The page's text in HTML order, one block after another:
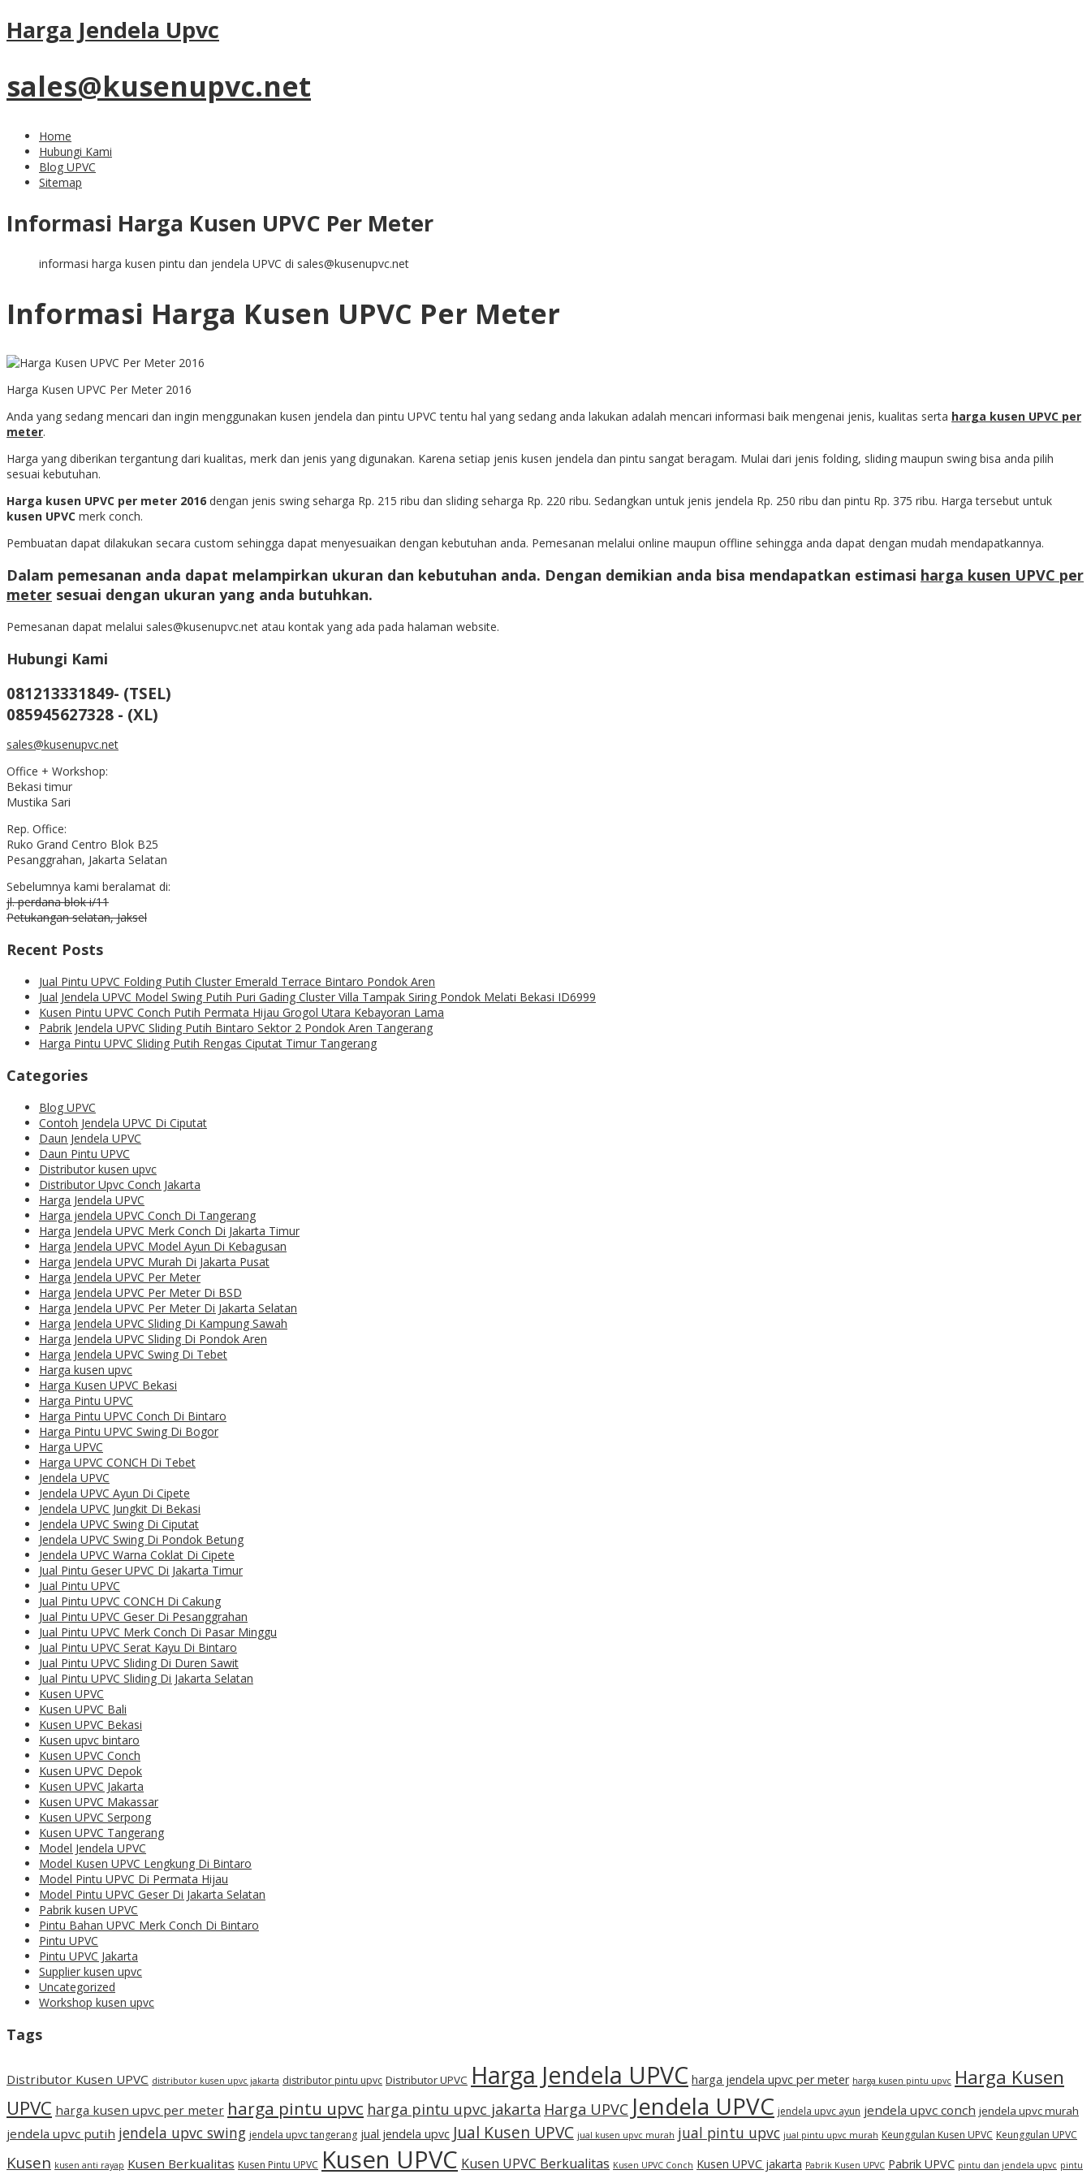
Harga Jendela Upvc
sales@kusenupvc.net
Home
Hubungi Kami
Blog UPVC
Sitemap
Informasi Harga Kusen UPVC Per Meter
informasi harga kusen pintu dan jendela UPVC di sales@kusenupvc.net
Informasi Harga Kusen UPVC Per Meter
Harga Kusen UPVC Per Meter 2016
Anda yang sedang mencari dan ingin menggunakan kusen jendela dan pintu UPVC tentu hal yang sedang anda lakukan adalah mencari informasi baik mengenai jenis, kualitas serta harga kusen UPVC per
meter.
Harga yang diberikan tergantung dari kualitas, merk dan jenis yang digunakan. Karena setiap jenis kusen jendela dan pintu sangat beragam. Mulai dari jenis folding, sliding maupun swing bisa anda pilih
sesuai kebutuhan.
Harga kusen UPVC per meter 2016 dengan jenis swing seharga Rp. 215 ribu dan sliding seharga Rp. 220 ribu. Sedangkan untuk jenis jendela Rp. 250 ribu dan pintu Rp. 375 ribu. Harga tersebut untuk
kusen UPVC merk conch.
Pembuatan dapat dilakukan secara custom sehingga dapat menyesuaikan dengan kebutuhan anda. Pemesanan melalui online maupun offline sehingga anda dapat dengan mudah mendapatkannya.
Dalam pemesanan anda dapat melampirkan ukuran dan kebutuhan anda. Dengan demikian anda bisa mendapatkan estimasi harga kusen UPVC per
meter sesuai dengan ukuran yang anda butuhkan.
Pemesanan dapat melalui sales@kusenupvc.net atau kontak yang ada pada halaman website.
Hubungi Kami
081213331849- (TSEL)
085945627328 - (XL)
sales@kusenupvc.net
Office + Workshop:
Bekasi timur
Mustika Sari
Rep. Office:
Ruko Grand Centro Blok B25
Pesanggrahan, Jakarta Selatan
Sebelumnya kami beralamat di:
jl. perdana blok i/11
Petukangan selatan, Jaksel
Recent Posts
Jual Pintu UPVC Folding Putih Cluster Emerald Terrace Bintaro Pondok Aren
Jual Jendela UPVC Model Swing Putih Puri Gading Cluster Villa Tampak Siring Pondok Melati Bekasi ID6999
Kusen Pintu UPVC Conch Putih Permata Hijau Grogol Utara Kebayoran Lama
Pabrik Jendela UPVC Sliding Putih Bintaro Sektor 2 Pondok Aren Tangerang
Harga Pintu UPVC Sliding Putih Rengas Ciputat Timur Tangerang
Categories
Blog UPVC
Contoh Jendela UPVC Di Ciputat
Daun Jendela UPVC
Daun Pintu UPVC
Distributor kusen upvc
Distributor Upvc Conch Jakarta
Harga Jendela UPVC
Harga jendela UPVC Conch Di Tangerang
Harga Jendela UPVC Merk Conch Di Jakarta Timur
Harga Jendela UPVC Model Ayun Di Kebagusan
Harga Jendela UPVC Murah Di Jakarta Pusat
Harga Jendela UPVC Per Meter
Harga Jendela UPVC Per Meter Di BSD
Harga Jendela UPVC Per Meter Di Jakarta Selatan
Harga Jendela UPVC Sliding Di Kampung Sawah
Harga Jendela UPVC Sliding Di Pondok Aren
Harga Jendela UPVC Swing Di Tebet
Harga kusen upvc
Harga Kusen UPVC Bekasi
Harga Pintu UPVC
Harga Pintu UPVC Conch Di Bintaro
Harga Pintu UPVC Swing Di Bogor
Harga UPVC
Harga UPVC CONCH Di Tebet
Jendela UPVC
Jendela UPVC Ayun Di Cipete
Jendela UPVC Jungkit Di Bekasi
Jendela UPVC Swing Di Ciputat
Jendela UPVC Swing Di Pondok Betung
Jendela UPVC Warna Coklat Di Cipete
Jual Pintu Geser UPVC Di Jakarta Timur
Jual Pintu UPVC
Jual Pintu UPVC CONCH Di Cakung
Jual Pintu UPVC Geser Di Pesanggrahan
Jual Pintu UPVC Merk Conch Di Pasar Minggu
Jual Pintu UPVC Serat Kayu Di Bintaro
Jual Pintu UPVC Sliding Di Duren Sawit
Jual Pintu UPVC Sliding Di Jakarta Selatan
Kusen UPVC
Kusen UPVC Bali
Kusen UPVC Bekasi
Kusen upvc bintaro
Kusen UPVC Conch
Kusen UPVC Depok
Kusen UPVC Jakarta
Kusen UPVC Makassar
Kusen UPVC Serpong
Kusen UPVC Tangerang
Model Jendela UPVC
Model Kusen UPVC Lengkung Di Bintaro
Model Pintu UPVC Di Permata Hijau
Model Pintu UPVC Geser Di Jakarta Selatan
Pabrik kusen UPVC
Pintu Bahan UPVC Merk Conch Di Bintaro
Pintu UPVC
Pintu UPVC Jakarta
Supplier kusen upvc
Uncategorized
Workshop kusen upvc
Tags
Distributor Kusen UPVC distributor kusen upvc jakarta distributor pintu upvc Distributor UPVC Harga Jendela UPVC harga jendela upvc per meter harga kusen pintu upvc Harga Kusen
UPVC harga kusen upvc per meter harga pintu upvc harga pintu upvc jakarta Harga UPVC Jendela UPVC jendela upvc ayun jendela upvc conch jendela upvc murah
jendela upvc putih jendela upvc swing jendela upvc tangerang jual jendela upvc Jual Kusen UPVC jual kusen upvc murah jual pintu upvc jual pintu upvc murah Keunggulan Kusen UPVC Keunggulan UPVC
Kusen kusen anti rayap Kusen Berkualitas Kusen Pintu UPVC Kusen UPVC Kusen UPVC Berkualitas Kusen UPVC Conch Kusen UPVC jakarta Pabrik Kusen UPVC Pabrik UPVC pintu dan jendela upvc pintu